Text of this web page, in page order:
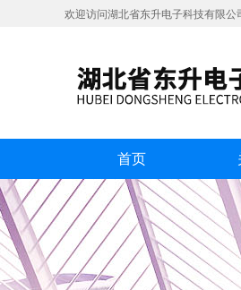
欢迎访问湖北省东升电子科技有限公
首页